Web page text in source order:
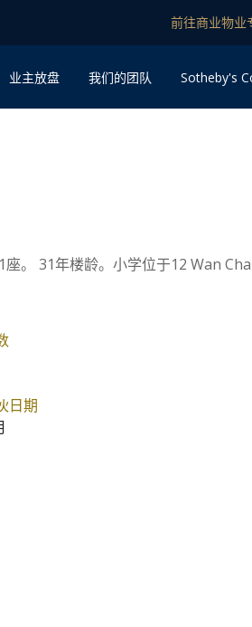
前往商业物业
业主放盘 我们的团队 Sotheby's
。 31年楼龄。小学位于12 Wan
日期